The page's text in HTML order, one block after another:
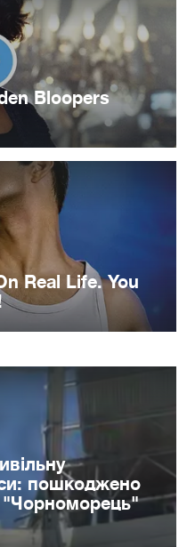
пошкоджено
"Чорноморець"